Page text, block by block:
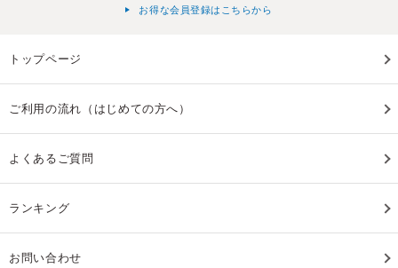
お得な会員登録はこちらから
トップページ
ご利用の流れ（はじめての方へ）
よくあるご質問
ランキング
お問い合わせ